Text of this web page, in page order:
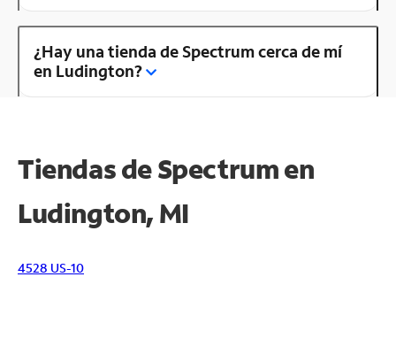
¿Hay una tienda de Spectrum cerca de mí
en Ludington?
Tiendas de Spectrum en
Ludington, MI
4528 US-10